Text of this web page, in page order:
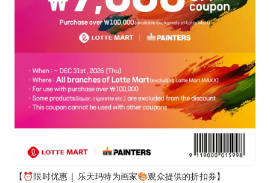
【⏰限时优惠 | 乐天玛特为画家🎨观众提供的折扣券】